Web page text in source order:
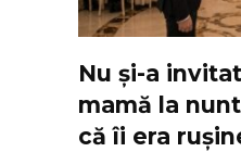
Nu și-a
mamă la
că îi era